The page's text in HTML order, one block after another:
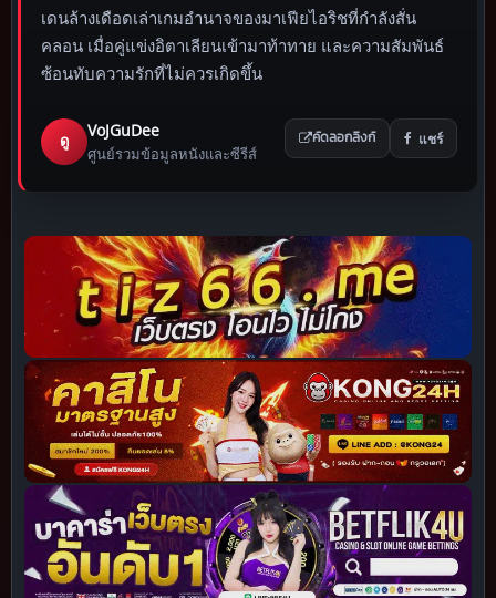
เดนล้างเดือดเล่าเกมอำนาจของมาเฟียไอริชที่กำลังสั่น
คลอน เมื่อคู่แข่งอิตาเลียนเข้ามาท้าทาย และความสัมพันธ์
ซ้อนทับความรักที่ไม่ควรเกิดขึ้น
ดู
VoJGuDee
ศูนย์รวมข้อมูลหนังและซีรีส์
คัดลอกลิงก์ แชร์